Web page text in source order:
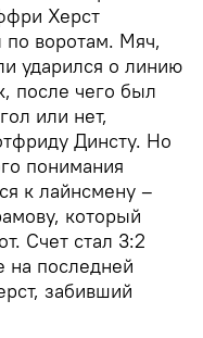
Херст
по воротам. Мяч,
ударился о линию
после чего был
или нет,
Динсту. Но
понимания
к лайнсмену –
который
Счет стал 3:2
на последней
забивший